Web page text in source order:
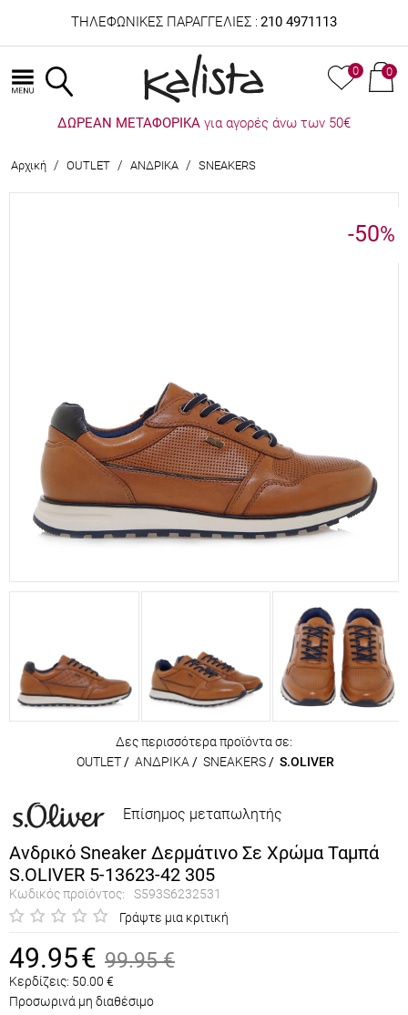
ΤΗΛΕΦΩΝΙΚΕΣ ΠΑΡΑΓΓΕΛΙΕΣ : 210 4971113
0 0
ΔΩΡΕΑΝ ΜΕΤΑΦΟΡΙΚΑ για αγορές άνω των 50€
Αρχική / OUTLET / ΑΝΔΡΙΚΑ / SNEAKERS
-50%
Δες περισσότερα προϊόντα σε:
OUTLET / ΑΝΔΡΙΚΑ / SNEAKERS / S.OLIVER
Επίσημος μεταπωλητής
Ανδρικό Sneaker Δερμάτινο Σε Χρώμα Ταμπά
S.OLIVER 5-13623-42 305
Κωδικός προϊόντος:
S593S6232531
Γράψτε μια κριτική
49.95€ 99.95 €
Κερδίζεις: 50.00 €
Προσωρινά μη διαθέσιμο